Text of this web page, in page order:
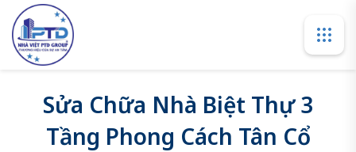
Sửa Chữa Nhà Biệt Thự 3
Tầng Phong Cách Tân Cổ